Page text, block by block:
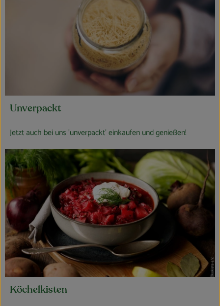
Unverpackt
Jetzt auch bei uns 'unverpackt' einkaufen und genießen!
Köchelkisten